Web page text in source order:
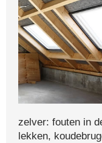
zelver: fouten in
lekken,